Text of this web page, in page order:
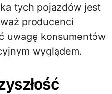
tych pojazdów jest
producenci
uwagę konsumentów
wyglądem.